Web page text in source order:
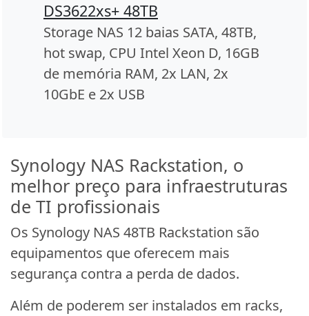
DS3622xs+ 48TB
Storage NAS 12 baias SATA, 48TB,
hot swap, CPU Intel Xeon D, 16GB
de memória RAM, 2x LAN, 2x
10GbE e 2x USB
Synology NAS Rackstation, o
melhor preço para infraestruturas
de TI profissionais
Os Synology NAS 48TB Rackstation são
equipamentos que oferecem mais
segurança contra a perda de dados.
Além de poderem ser instalados em racks,